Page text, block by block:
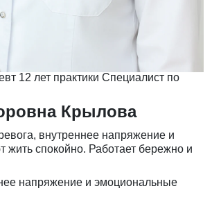
12 лет практики Специалист по
Крылова
внутреннее напряжение и
жить спокойно. Работает бережно и
напряжение и эмоциональные